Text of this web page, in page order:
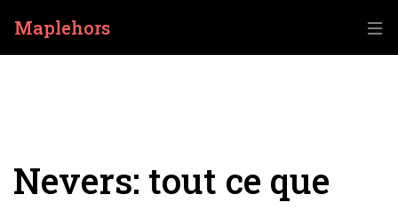
Maplehors
Nevers: tout ce que